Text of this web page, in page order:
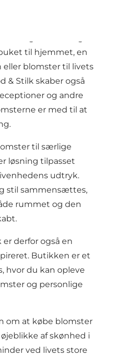
af friske blomster,
til hjemmet, en
blomster til livets
& Stilk skaber også
og andre
er med til at
til særlige
løsning tilpasset
udtryk.
stil sammensættes,
rummet og den
er derfor også en
Butikken er et
hvor du kan opleve
og personlige
om at købe blomster
af skønhed i
ved livets store